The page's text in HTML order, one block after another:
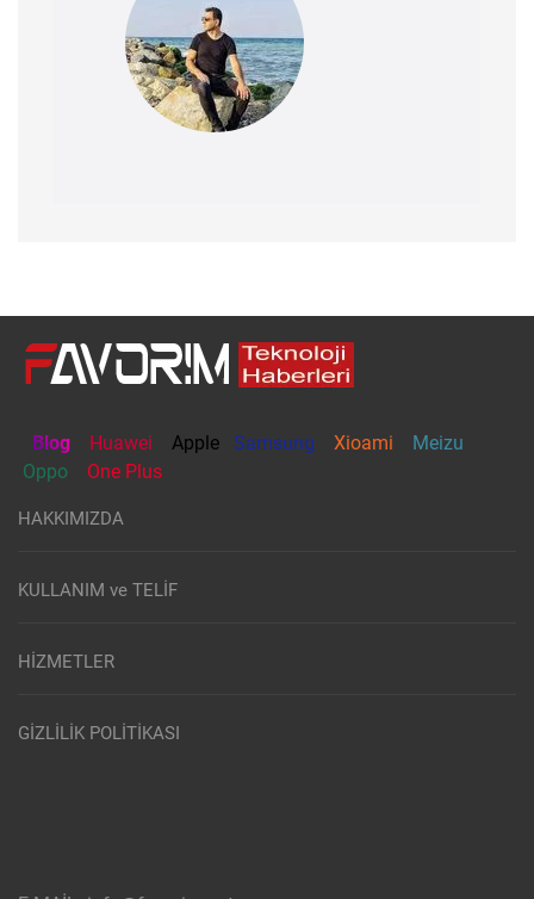
Blog Huawei Apple Samsung Xioami
Meizu
Oppo
One Plus
HAKKIMIZDA
KULLANIM ve TELİF
HİZMETLER
GİZLİLİK POLİTİKASI